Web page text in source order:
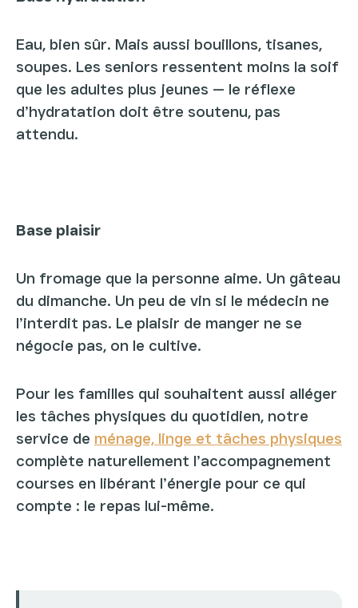
Eau, bien sûr. Mais aussi bouillons, tisanes,
soupes. Les seniors ressentent moins la soif
que les adultes plus jeunes — le réflexe
d’hydratation doit être soutenu, pas
attendu.
Base plaisir
Un fromage que la personne aime. Un gâteau
du dimanche. Un peu de vin si le médecin ne
l’interdit pas. Le plaisir de manger ne se
négocie pas, on le cultive.
Pour les familles qui souhaitent aussi alléger
les tâches physiques du quotidien, notre
service de ménage, linge et tâches physiques
complète naturellement l’accompagnement
courses en libérant l’énergie pour ce qui
compte : le repas lui-même.